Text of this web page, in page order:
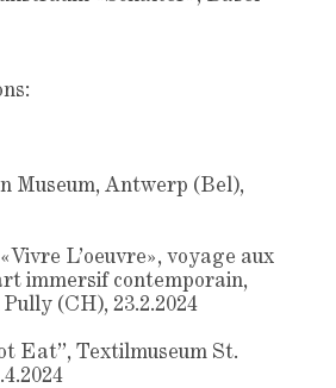
Museum, Antwerp (Bel),
L’oeuvre», voyage aux
immersif contemporain,
(CH), 23.2.2024
Eat”, Textilmuseum St.